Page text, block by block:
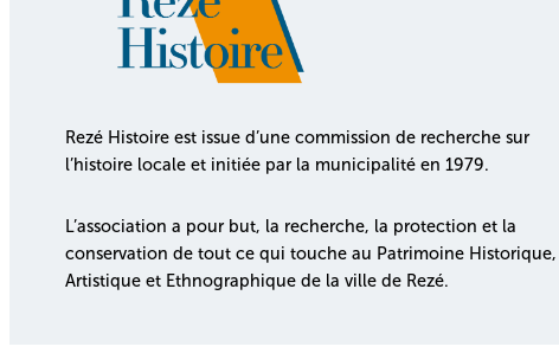
Rezé Histoire est issue d’une commission de recherche sur
l’histoire locale et initiée par la municipalité en 1979.
L’association a pour but, la recherche, la protection et la
conservation de tout ce qui touche au Patrimoine Historique,
Artistique et Ethnographique de la ville de Rezé.